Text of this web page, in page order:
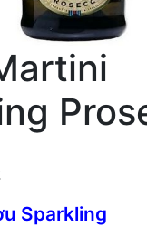
Sparkling